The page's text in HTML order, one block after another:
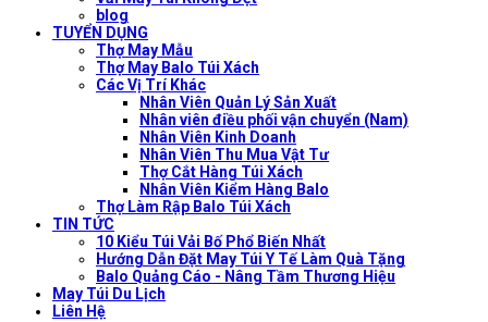
blog
TUYỂN DỤNG
Thợ May Mẫu
Thợ May Balo Túi Xách
Các Vị Trí Khác
Nhân Viên Quản Lý Sản Xuất
Nhân viên điều phối vận chuyển (Nam)
Nhân Viên Kinh Doanh
Nhân Viên Thu Mua Vật Tư
Thợ Cắt Hàng Túi Xách
Nhân Viên Kiểm Hàng Balo
Thợ Làm Rập Balo Túi Xách
TIN TỨC
10 Kiểu Túi Vải Bố Phổ Biến Nhất
Hướng Dẫn Đặt May Túi Y Tế Làm Quà Tặng
Balo Quảng Cáo - Nâng Tầm Thương Hiệu
May Túi Du Lịch
Liên Hệ